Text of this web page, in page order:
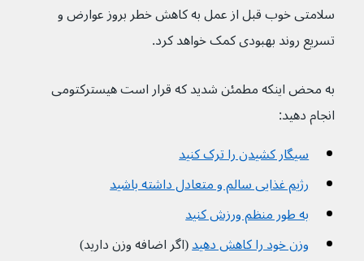
سلامتی خوب قبل از عمل به کاهش خطر بروز عوارض و
تسریع روند بهبودی کمک خواهد کرد.
به محض اینکه مطمئن شدید که قرار است هیسترکتومی
انجام دهید:
سیگار کشیدن را ترک کنید
رژیم غذایی سالم و متعادل داشته باشید
به طور منظم ورزش کنید
وزن خود را کاهش دهید(اگر اضافه وزن دارید)